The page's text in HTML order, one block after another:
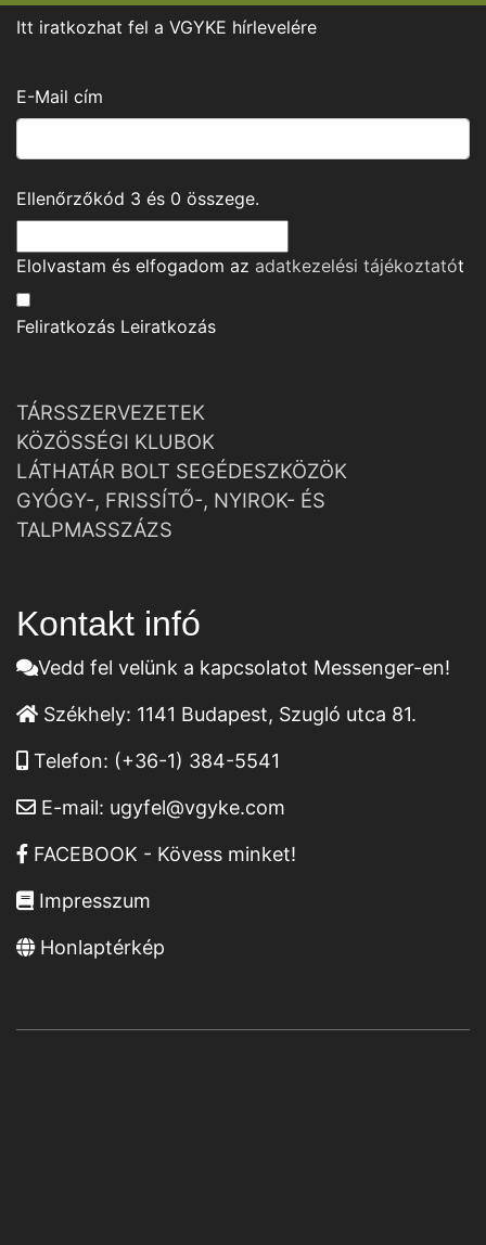
Itt iratkozhat fel a VGYKE hírlevelére
E-Mail cím
Ellenőrzőkód 3 és 0 összege.
Elolvastam és elfogadom az adatkezelési tájékoztatót
Feliratkozás Leiratkozás
TÁRSSZERVEZETEK
KÖZÖSSÉGI KLUBOK
LÁTHATÁR BOLT SEGÉDESZKÖZÖK
GYÓGY-, FRISSÍTŐ-, NYIROK- ÉS
TALPMASSZÁZS
Kontakt infó
Vedd fel velünk a kapcsolatot Messenger-en!
Székhely: 1141 Budapest, Szugló utca 81.
Telefon: (+36-1) 384-5541
E-mail: ugyfel@vgyke.com
FACEBOOK - Kövess minket!
Impresszum
Honlaptérkép